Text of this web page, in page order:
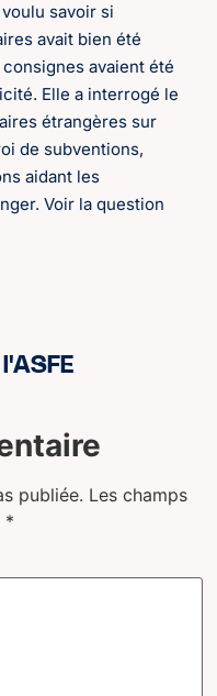
savoir si
avait bien été
avaient été
Elle a interrogé le
étrangères sur
de subventions,
aidant les
Voir la question
publiée. Les champs
*